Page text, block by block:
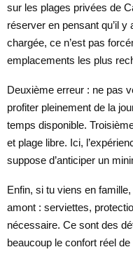
sur les plages privées de
réserver en pensant qu’il
chargée, ce n’est pas
emplacements les plus
Deuxième erreur : ne pas
profiter pleinement de la
temps disponible.
et plage libre. Ici,
suppose d’anticiper un
Enfin, si tu viens en
amont : serviettes,
nécessaire. Ce sont des
beaucoup le confort réel de